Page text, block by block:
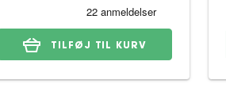
TILFØJ TIL KURV